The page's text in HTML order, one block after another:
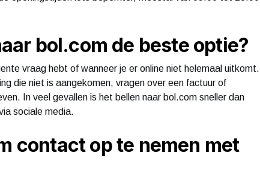
bol.com de beste optie?
vraag hebt of wanneer je er online niet helemaal uitkomt.
die niet is aangekomen, vragen over een factuur of
In veel gevallen is het bellen naar bol.com sneller dan
sociale media.
contact op te nemen met